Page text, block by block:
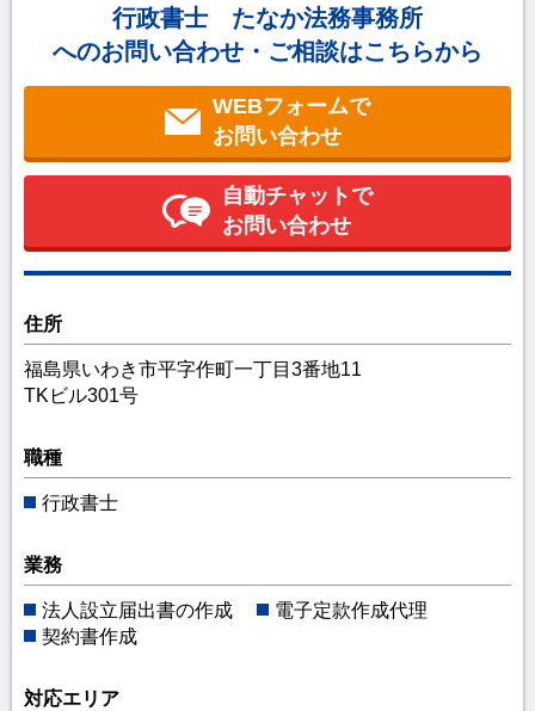
行政書士 たなか法務事務所
へのお問い合わせ・ご相談はこちらから
WEBフォームで
お問い合わせ
自動チャットで
お問い合わせ
住所
福島県いわき市平字作町一丁目3番地11
TKビル301号
職種
行政書士
業務
法人設立届出書の作成
電子定款作成代理
契約書作成
対応エリア